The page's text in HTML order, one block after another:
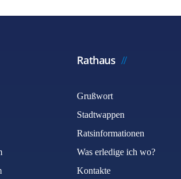
Rathaus
Grußwort
Stadtwappen
Ratsinformationen
Was erledige ich wo?
Kontakte